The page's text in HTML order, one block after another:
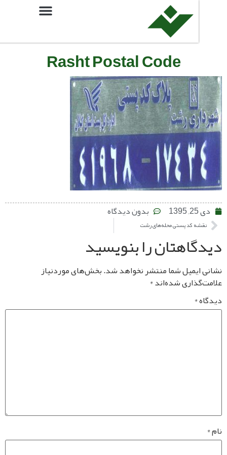
Rasht Postal Code
بدون دیدگاه
کد پستی محله‌های رشت
را بنویسید
شما منتشر نخواهد شد.بخش‌های موردنیاز
شده‌اند*